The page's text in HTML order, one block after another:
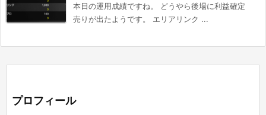
本日の運用成績ですね。 どうやら後場に利益確定
売りが出たようです。 エリアリンク ...
プロフィール